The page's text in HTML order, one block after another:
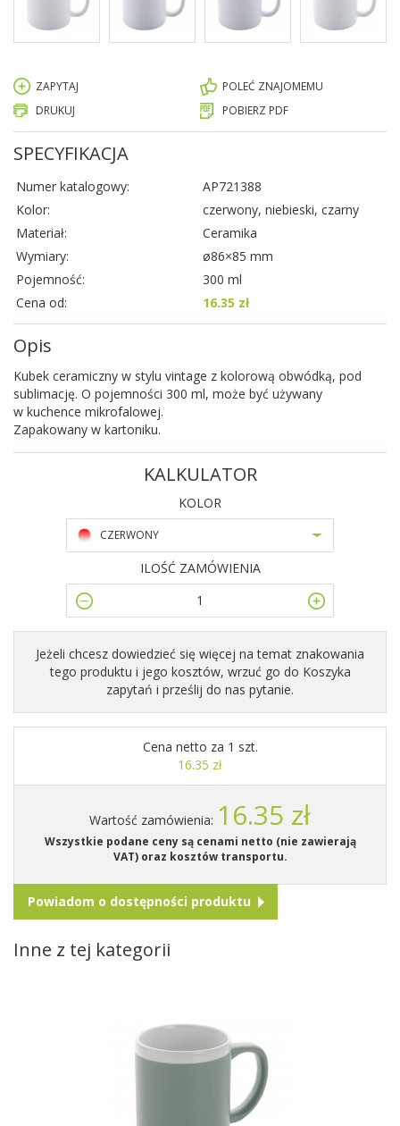
ZAPYTAJ
POLEĆ ZNAJOMEMU
DRUKUJ
POBIERZ PDF
SPECYFIKACJA
Numer katalogowy:
AP721388
Kolor:
czerwony, niebieski, czarny
Materiał:
Ceramika
Wymiary:
ø86×85 mm
Pojemność:
300 ml
Cena od:
16.35 zł
Opis
Kubek ceramiczny w stylu vintage z kolorową obwódką, pod
sublimację. O pojemności 300 ml, może być używany
w kuchence mikrofalowej.
Zapakowany w kartoniku.
KALKULATOR
KOLOR
CZERWONY
ILOŚĆ ZAMÓWIENIA
Jeżeli chcesz dowiedzieć się więcej na temat znakowania
tego produktu i jego kosztów, wrzuć go do Koszyka
zapytań i prześlij do nas pytanie.
Cena netto za 1 szt.
16.35 zł
Wartość zamówienia: 16.35 zł
Wszystkie podane ceny są cenami netto (nie zawierają
VAT) oraz kosztów transportu.
Powiadom o dostępności produktu
Inne z tej kategorii